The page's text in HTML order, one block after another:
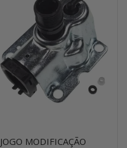
JOGO MODIFICAÇÃO